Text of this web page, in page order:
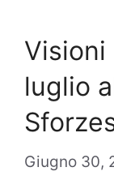
Visioni
luglio
Giugno 30,